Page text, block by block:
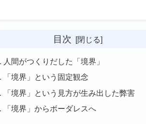
目次
人間がつくりだした「境界」
「境界」という固定観念
「境界」という見方が生み出した弊害
「境界」からボーダレスへ